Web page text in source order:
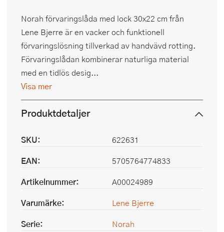
Norah förvaringslåda med lock 30x22 cm från
Lene Bjerre är en vacker och funktionell
förvaringslösning tillverkad av handvävd rotting.
Förvaringslådan kombinerar naturliga material
med en tidlös desig...
Visa mer
Produktdetaljer
SKU:
622631
EAN:
5705764774833
Artikelnummer:
A00024989
Varumärke:
Lene Bjerre
Serie:
Norah